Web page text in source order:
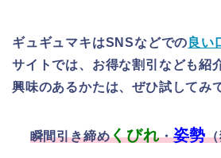
ギュギュマキはSNSなどでの 良い
サイトでは、お得な割引なども紹
興味のあるかたは、ぜひ試してみ
瞬間引き締めくびれ・姿勢